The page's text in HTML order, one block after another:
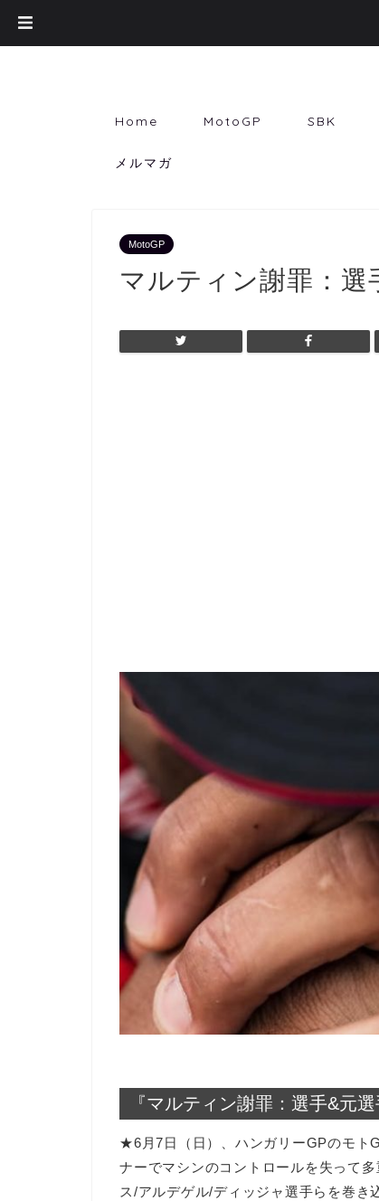
Home MotoGP SBK
メルマガ
MotoGP
マルティン謝罪：選
『マルティン謝罪：選手&元
★6月7日（日）、ハンガリーGPのモト
ナーでマシンのコントロールを失って
ス/アルデゲル/ディッジャ選手らを巻き